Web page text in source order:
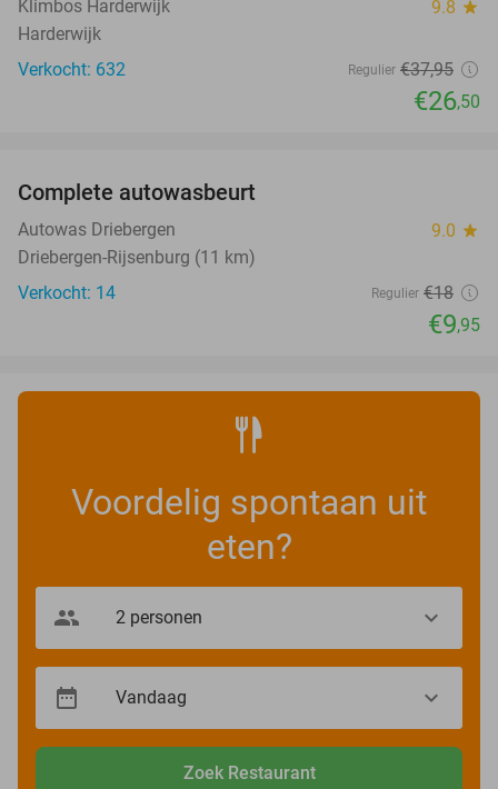
Klimbos Harderwijk 9.8 star
Harderwijk
Verkocht: 632
Regulier €37,95
€26,50
NEW
TODAY
Complete autowasbeurt
Autowas Driebergen 9.0 star
Driebergen-Rijsenburg (11 km)
Verkocht: 14
Regulier €18
€9,95
Voordelig spontaan uit
eten?
Zoek Restaurant